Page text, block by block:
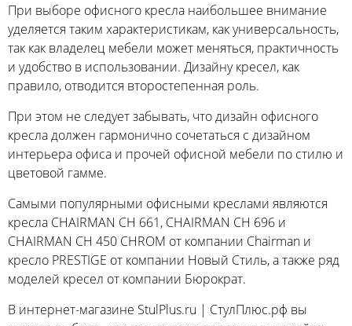
При выборе офисного кресла наибольшее внимание
уделяется таким характеристикам, как универсальность,
так как владелец мебели может меняться, практичность
и удобство в использовании. Дизайну кресел, как
правило, отводится второстепенная роль.
При этом не следует забывать, что дизайн офисного
кресла должен гармонично сочетаться с дизайном
интерьера офиса и прочей офисной мебели по стилю и
цветовой гамме.
Самыми популярными офисными креслами являются
кресла CHAIRMAN CH 661, CHAIRMAN CH 696 и
CHAIRMAN CH 450 CHROM от компании Chairman и
кресло PRESTIGE от компании Новый Стиль, а также ряд
моделей кресел от компании Бюрократ.
В интернет-магазине StulPlus.ru | СтулПлюс.рф вы